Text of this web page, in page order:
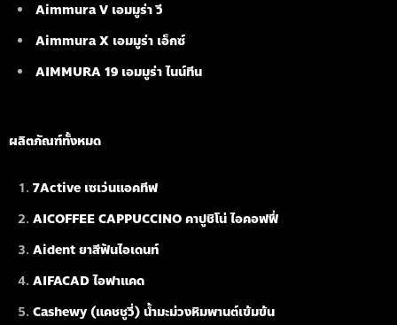
Aimmura V เอมมูร่า วี
Aimmura X เอมมูร่า เอ็กซ์
AIMMURA 19 เอมมูร่า ไนน์ทีน
ผลิตภัณฑ์ทั้งหมด
7Active เซเว่นแอคทีฟ
AICOFFEE CAPPUCCINO คาปูชิโน่ ไอคอฟฟี่
Aident ยาสีฟันไอเดนท์
AIFACAD ไอฟาแคด
Cashewy (แคชชูวี่) น้ำมะม่วงหิมพานต์เข้มข้น